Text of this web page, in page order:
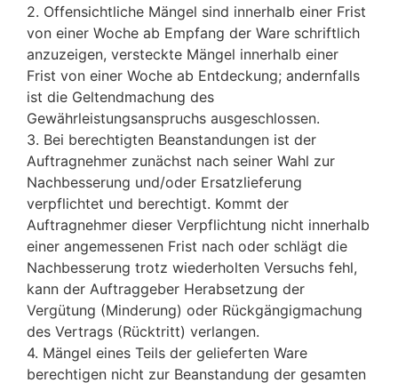
2. Offensichtliche Mängel sind innerhalb einer Frist
von einer Woche ab Empfang der Ware schriftlich
anzuzeigen, versteckte Mängel innerhalb einer
Frist von einer Woche ab Entdeckung; andernfalls
ist die Geltendmachung des
Gewährleistungsanspruchs ausgeschlossen.
3. Bei berechtigten Beanstandungen ist der
Auftragnehmer zunächst nach seiner Wahl zur
Nachbesserung und/oder Ersatzlieferung
verpflichtet und berechtigt. Kommt der
Auftragnehmer dieser Verpflichtung nicht innerhalb
einer angemessenen Frist nach oder schlägt die
Nachbesserung trotz wiederholten Versuchs fehl,
kann der Auftraggeber Herabsetzung der
Vergütung (Minderung) oder Rückgängigmachung
des Vertrags (Rücktritt) verlangen.
4. Mängel eines Teils der gelieferten Ware
berechtigen nicht zur Beanstandung der gesamten